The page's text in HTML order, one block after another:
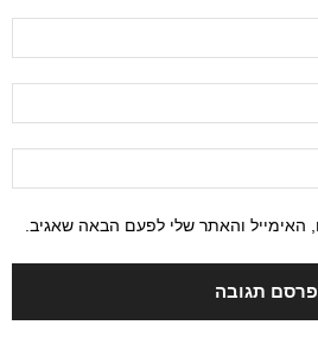
והאתר שלי לפעם הבאה שאגיב.